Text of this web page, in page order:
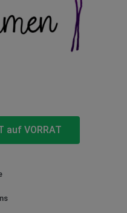
auf VORRAT